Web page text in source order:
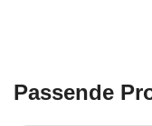
Passende